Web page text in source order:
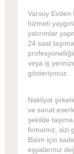
Varsoy Evden
hizmeti
yatırımlar
24 saat
veya iş
gösteriyoruz.
Nakliyat
ve sanat
şekilde
firmamız, sizi
Bizim için
eşyalarınız